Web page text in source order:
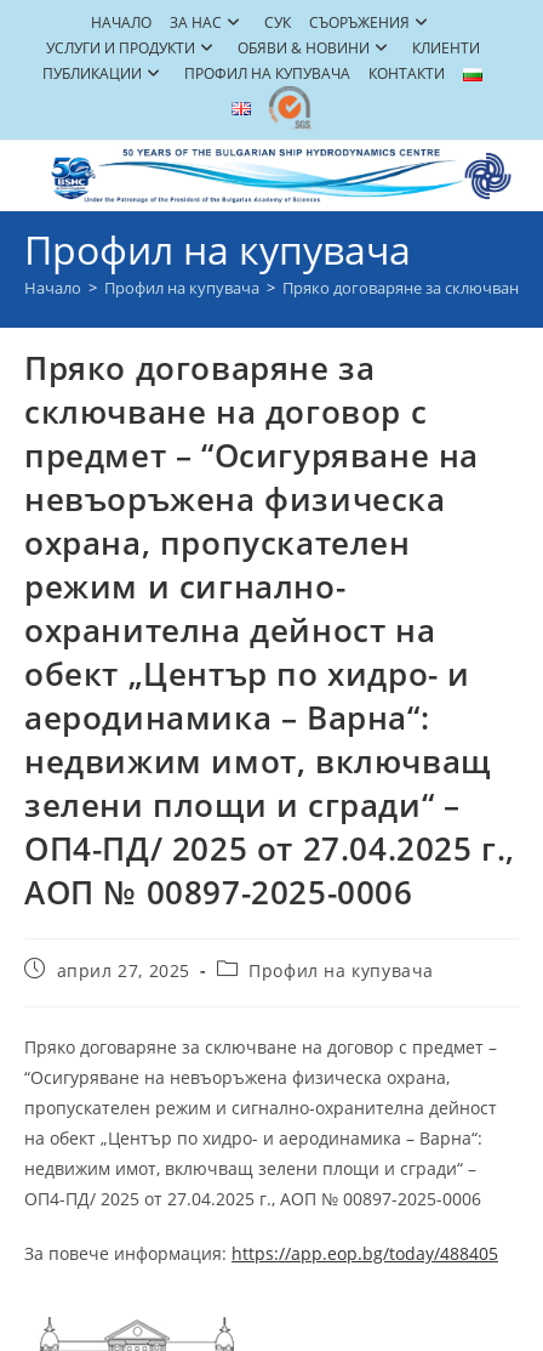
content
НАЧАЛО ЗА НАС СУК
СЪОРЪЖЕНИЯ
УСЛУГИ И ПРОДУКТИ
ОБЯВИ & НОВИНИ
КЛИЕНТИ
ПУБЛИКАЦИИ
ПРОФИЛ НА КУПУВАЧА КОНТАКТИ
Профил на купувача
Начало > Профил на купувача > Пряко договаряне за сключване
Пряко договаряне за
сключване на договор с
предмет – “Осигуряване на
невъоръжена физическа
охрана, пропускателен
режим и сигнално-
охранителна дейност на
обект „Център по хидро- и
аеродинамика – Варна“:
недвижим имот, включващ
зелени площи и сгради“ –
ОП4-ПД/ 2025 от 27.04.2025 г.,
АОП № 00897-2025-0006
Postаприл 27, 2025
PostПрофил на купувача
Пряко договаряне за сключване на договор с предмет –
“Осигуряване на невъоръжена физическа охрана,
пропускателен режим и сигнално-охранителна дейност
на обект „Център по хидро- и аеродинамика – Варна“:
недвижим имот, включващ зелени площи и сгради“ –
ОП4-ПД/ 2025 от 27.04.2025 г., АОП № 00897-2025-0006
За повече информация: https://app.eop.bg/today/488405